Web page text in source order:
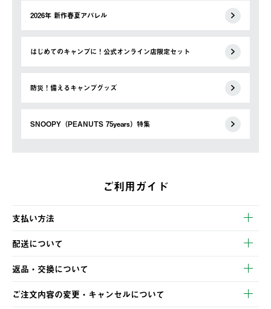
2026年 新作春夏アパレル
はじめてのキャンプに！公式オンライン店限定セット
防災！備えるキャンプグッズ
SNOOPY（PEANUTS 75years）特集
ご利用ガイド
支払い方法
以下のいずれかの方法でお支払いいただけます。
・クレジットカード決済
・コンビニ決済
・Pay-easy決済
配送について
【発送スケジュール】
ご注文・ご入金完了より2営業日以内に商品を発送いたします。
土日祝の発送はございませんので、木曜日以降のご注文は週明け
の発送となる場合がございます。
返品・交換について
※お客様都合の場合
ご注文内容の変更・キャンセルについて